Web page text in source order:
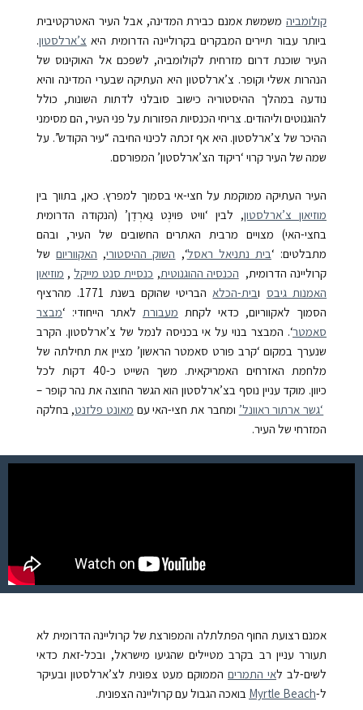
קולומביה משמשת אמנם כבירת המדינה, אבל העיר האטרקטיבית
ביותר עבור תיירים המבקרים בקרוליינה הדרומית היא צ’ארלסטון.
העיר שוכנת דרום מזרחית לקולומביה, לשפכם אל האוקינוס של
הנהרות אשלי וקופר. צ’ארלסטון היא העתיקה שבערי המדינה והיא
נודעה במהלך ההיסטוריה כישוב סובלני לדתות השונות, כולל
להוגנוטים וליהודים. צריחי הכנסיות הפזורות על פני העיר, הם מסימני
ההיכר של צ’ארלסטון. היא אף זכתה לכינוי החיבה “עיר הקודש”. על
שמה של העיר קרוי ‘ריקוד הצ’ארלסטון’ המפורסם.
העיר העתיקה ממוקמת על חצי-אי בסמוך למפרץ. כאן, בתווך בין
מוזיאון צ’ארלסטון, לבין ‘וויט פּוינְט גַארְדֶן’ (הנקודה הדרומית
בחצי-האי) מצויים מרבית האתרים החשובים של העיר, ובהם
מתבלטים: ‘בית נתניאל ראסל‘, השוק ההיסטורי, האקווריוםשל
קרוליינה הדרומית, הכנסיה ההוגנוטית, כנסיית סנט מייקל, מוזיאון
האמנות גיבס ובית-הכלא הבריטי שהוקם בשנת 1771.
מהרציף
הסמוך לאקווריום, כדאי לקחת מעבורת לאתר הייחודי: ‘מבצר
סאמטר‘. המבצר בנוי על אי בכניסה לנמל של צ’ארלסטון. הקרב
שנערך במקום ‘קרב פורט סאמטר הראשון’ מציין את תחילתה של
מלחמת האזרחים האמריקאית. משך השייט כ-40 דקות לכל
כיוון. מוקד עניין נוסף בצ’ארלסטון הוא הגשר החוצה את נהר קופר –
‘גשר ארתור ראוונל’ ומחבר את חצי-האי עם מאונט פלזנט, בחלקה
המזרחי של העיר.
אמנם רצועת החוף הפתלתלה והמפורצת של קרוליינה הדרומית לא
תעורר עניין רב בקרב מטיילים שהגיעו מישראל, ובכל-זאת כדאי
לשים-לב לאי התמרים הממוקם מעט צפונית לצ’ארלסטון ובעיקר
ל-Myrtle Beach בואכה הגבול עם קרוליינה הצפונית.